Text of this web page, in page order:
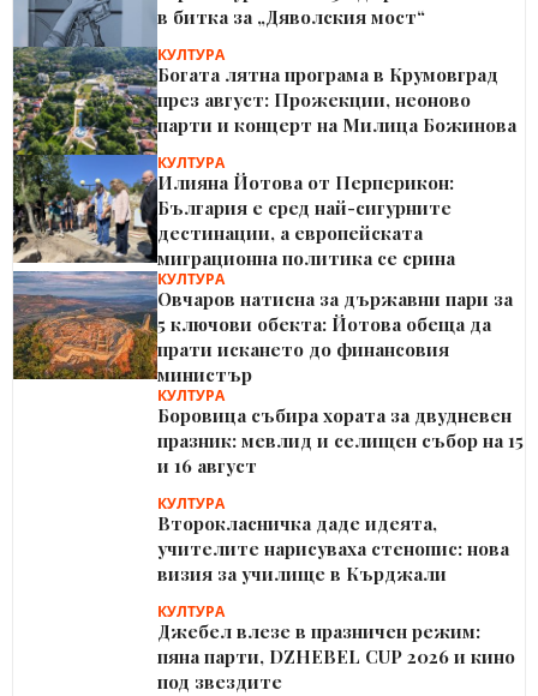
в битка за „Дяволския мост“
КУЛТУРА
Богата лятна програма в Крумовград
през август: Прожекции, неоново
парти и концерт на Милица Божинова
КУЛТУРА
Илияна Йотова от Перперикон:
България е сред най-сигурните
дестинации, а европейската
миграционна политика се срина
КУЛТУРА
Овчаров натисна за държавни пари за
5 ключови обекта: Йотова обеща да
прати искането до финансовия
министър
КУЛТУРА
Боровица събира хората за двудневен
празник: мевлид и селищен събор на 15
и 16 август
КУЛТУРА
Второкласничка даде идеята,
учителите нарисуваха стенопис: нова
визия за училище в Кърджали
КУЛТУРА
Джебел влезе в празничен режим:
пяна парти, DZHEBEL CUP 2026 и кино
под звездите